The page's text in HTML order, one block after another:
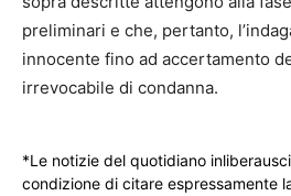
preliminari e che, pertanto,
innocente fino ad accertamento
irrevocabile di condanna.
*Le notizie del quotidiano
condizione di citare espressamente